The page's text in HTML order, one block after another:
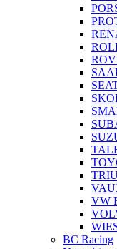
VW
BC Racing